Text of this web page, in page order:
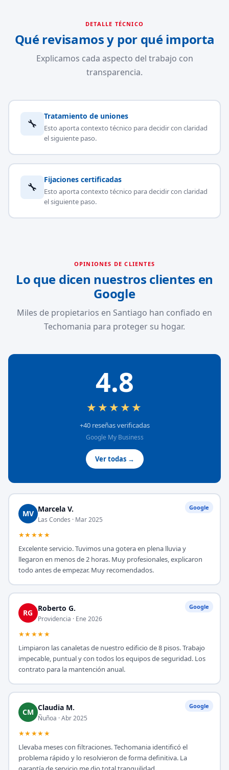
DETALLE TÉCNICO
Qué revisamos y por qué importa
Explicamos cada aspecto del trabajo con
transparencia.
🔧
Tratamiento de uniones
Esto aporta contexto técnico para decidir con claridad
el siguiente paso.
🔧
Fijaciones certificadas
Esto aporta contexto técnico para decidir con claridad
el siguiente paso.
OPINIONES DE CLIENTES
Lo que dicen nuestros clientes en
Google
Miles de propietarios en Santiago han confiado en
Techomania para proteger su hogar.
4.8
★★★★★
+40 reseñas verificadas
Google My Business
Ver todas →
Google
MV Marcela V.
Las Condes · Mar 2025
★★★★★
Excelente servicio. Tuvimos una gotera en plena lluvia y
llegaron en menos de 2 horas. Muy profesionales, explicaron
todo antes de empezar. Muy recomendados.
Google
RG Roberto G.
Providencia · Ene 2026
★★★★★
Limpiaron las canaletas de nuestro edificio de 8 pisos. Trabajo
impecable, puntual y con todos los equipos de seguridad. Los
contrato para la mantención anual.
Google
CM Claudia M.
Ñuñoa · Abr 2025
★★★★★
Llevaba meses con filtraciones. Techomania identificó el
problema rápido y lo resolvieron de forma definitiva. La